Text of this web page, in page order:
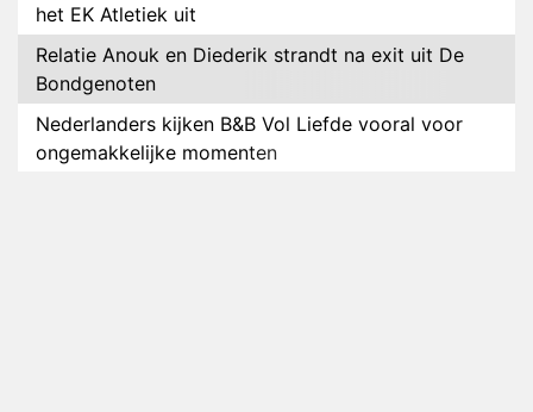
het EK Atletiek uit
Relatie Anouk en Diederik strandt na exit uit De
Bondgenoten
Nederlanders kijken B&B Vol Liefde vooral voor
ongemakkelijke momenten